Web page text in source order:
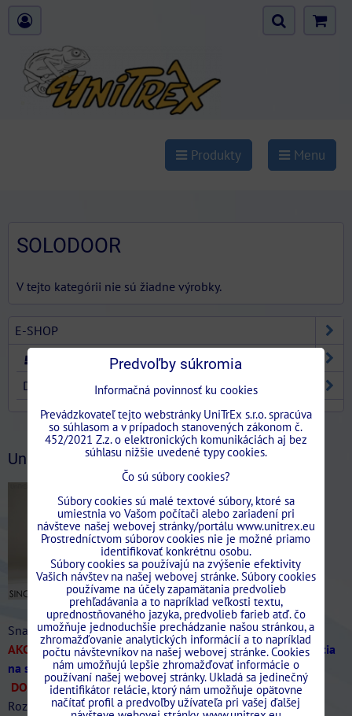
Produkty Menu
SOLODOOR
V tejto kategórii nie sú žiadne výrobky.
E-SHOP
STAVEBNÉ PUZDRA
DVERE
Stavebne.Puzdra.Unitrex/?ref=bookmarks
UniTrEx News
Snažíme sa dodržať najlepšie ceny na Slovensku!
AKCIA SINGOLO Murivo/SDK len do 31/07/2026-20%(Akcia
na stavebne puzdra SINGOLO až do vypredania zásob)
DOPRAVA ZDARMA.Ponúkame veľký sortiment puzdier.
Rozmery štandardná šírka
Predvoľby súkromia
Informačná povinnosť ku cookies
Prevádzkovateľ tejto webstránky UniTrEx s.r.o. spracúva
so súhlasom a v prípadoch stanovených zákonom č.
452/2021 Z.z. o elektronických komunikáciách aj bez
súhlasu nižšie uvedené typy cookies.
Čo sú súbory cookies?
Súbory cookies sú malé textové súbory, ktoré sa
umiestnia vo Vašom počítači alebo zariadení pri
návšteve našej webovej stránky/portálu www.unitrex.eu
Prostredníctvom súborov cookies nie je možné priamo
identifikovať konkrétnu osobu.
Súbory cookies sa používajú na zvýšenie efektivity
Vašich návštev na našej webovej stránke. Súbory cookies
používame na účely zapamätania predvolieb
prehľadávania a to napríklad veľkosti textu,
uprednostňovaného jazyka, predvolieb farieb atď. čo
umožňuje jednoduchšie prechádzanie našou stránkou, a
zhromažďovanie analytických informácií a to napríklad
počtu návštevníkov na našej webovej stránke. Cookies
nám umožňujú lepšie zhromažďovať informácie o
používaní našej webovej stránky. Ukladá sa jedinečný
identifikátor relácie, ktorý nám umožňuje opätovne
načítať profil a predvoľby užívateľa pri vašej ďalšej